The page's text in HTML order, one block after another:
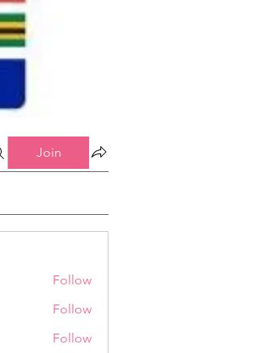
Join
Follow
Follow
Follow